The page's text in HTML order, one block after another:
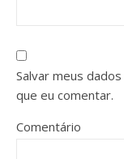
Salvar meus
que eu comentar.
Comentário